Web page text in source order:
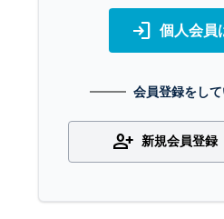
login 個人会員
会員登録をし
person_add 新規会員登録